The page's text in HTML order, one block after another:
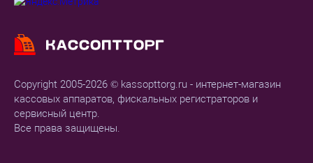
Copyright 2005-2026 © kassopttorg.ru - интернет-магазин
кассовых аппаратов, фискальных регистраторов и
сервисный центр.
Все права защищены.